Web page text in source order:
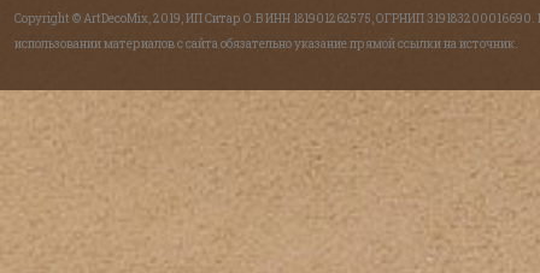
Copyright © ArtDecoMix, 2019, ИП Ситар О.В ИНН 181901262575, ОГРНИП 319183200016690.
использовании материалов с сайта обязательно указание прямой ссылки на источник.